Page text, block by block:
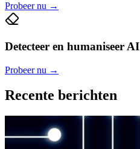
Probeer nu →
Detecteer en humaniseer AI
Probeer nu →
Recente berichten